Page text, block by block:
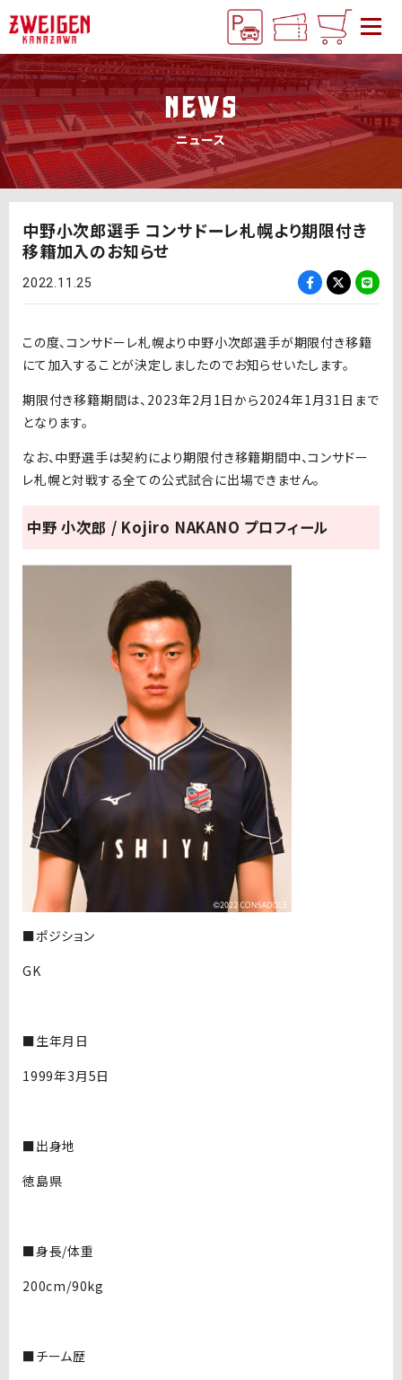
NEWS
ニュース
中野小次郎選手 コンサドーレ札幌より期限付き
移籍加入のお知らせ
2022.11.25
この度、コンサドーレ札幌より中野小次郎選手が期限付き移籍
にて加入することが決定しましたのでお知らせいたします。
期限付き移籍期間は、2023年2月1日から2024年1月31日まで
となります。
なお、中野選⼿は契約により期限付き移籍期間中、コンサドー
レ札幌と対戦する全ての公式試合に出場できません。
中野 小次郎 / Kojiro NAKANO プロフィール
■ポジション
GK
■生年月日
1999年3月5日
■出身地
徳島県
■身長/体重
200cm/90kg
■チーム歴